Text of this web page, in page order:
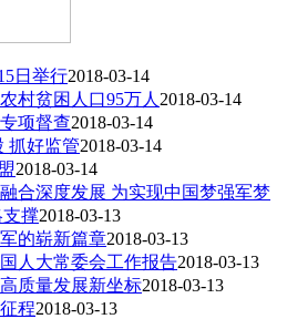
日举行2018-03-14
村贫困人口95万人 2018-03-14
项督查2018-03-14
抓好监管2018-03-14
2018-03-14
合深度发展 为实现中国梦强军梦
撑2018-03-13
的崭新篇章2018-03-13
人大常委会工作报告2018-03-13
质量发展新坐标2018-03-13
程2018-03-13